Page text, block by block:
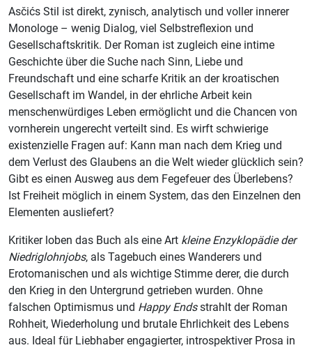
Asčićs Stil ist direkt, zynisch, analytisch und voller innerer
Monologe – wenig Dialog, viel Selbstreflexion und
Gesellschaftskritik. Der Roman ist zugleich eine intime
Geschichte über die Suche nach Sinn, Liebe und
Freundschaft und eine scharfe Kritik an der kroatischen
Gesellschaft im Wandel, in der ehrliche Arbeit kein
menschenwürdiges Leben ermöglicht und die Chancen von
vornherein ungerecht verteilt sind. Es wirft schwierige
existenzielle Fragen auf: Kann man nach dem Krieg und
dem Verlust des Glaubens an die Welt wieder glücklich sein?
Gibt es einen Ausweg aus dem Fegefeuer des Überlebens?
Ist Freiheit möglich in einem System, das den Einzelnen den
Elementen ausliefert?
Kritiker loben das Buch als eine Art kleine Enzyklopädie der
Niedriglohnjobs, als Tagebuch eines Wanderers und
Erotomanischen und als wichtige Stimme derer, die durch
den Krieg in den Untergrund getrieben wurden. Ohne
falschen Optimismus und Happy Endsstrahlt der Roman
Rohheit, Wiederholung und brutale Ehrlichkeit des Lebens
aus. Ideal für Liebhaber engagierter, introspektiver Prosa in